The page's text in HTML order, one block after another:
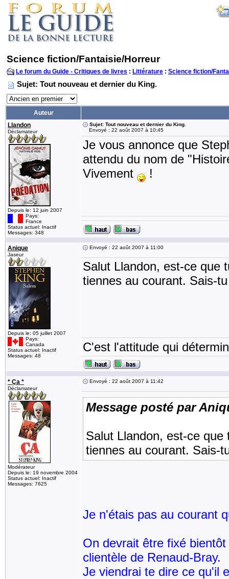
Science fiction/Fantaisie/Horreur
Le forum du Guide - Critiques de livres : Littérature : Science fiction/
Sujet: Tout nouveau et dernier du King.
Auteur
Llandon
Déclamateur
Depuis le: 12 juin 2007
Pays:
France
Status actuel: Inactif
Messages: 348
Sujet: Tout nouveau et dernier du King.
Envoyé : 22 août 2007 à 10:45
Je vous annonce que
attendu du nom de
Vivement
!
Anique
Jaseur
Depuis le: 05 juillet 2007
Pays:
Canada
Status actuel: Inactif
Messages: 48
Envoyé : 22 août 2007 à 11:00
Salut Llandon, est-ce que
tiennes au courant. Sais-
C'est l'attitude qui
* Ça *
Déclamateur
Modérateur
Depuis le: 19 novembre 2004
Status actuel: Inactif
Messages: 7625
Envoyé : 22 août 2007 à 11:42
Message posté par
Salut Llandon, est-ce
tiennes au courant. Sais-
Je n'étais pas au courant
On devrait être fixé
clientèle de Renaud-Bray.
Je viendrai te dire ce qu'il